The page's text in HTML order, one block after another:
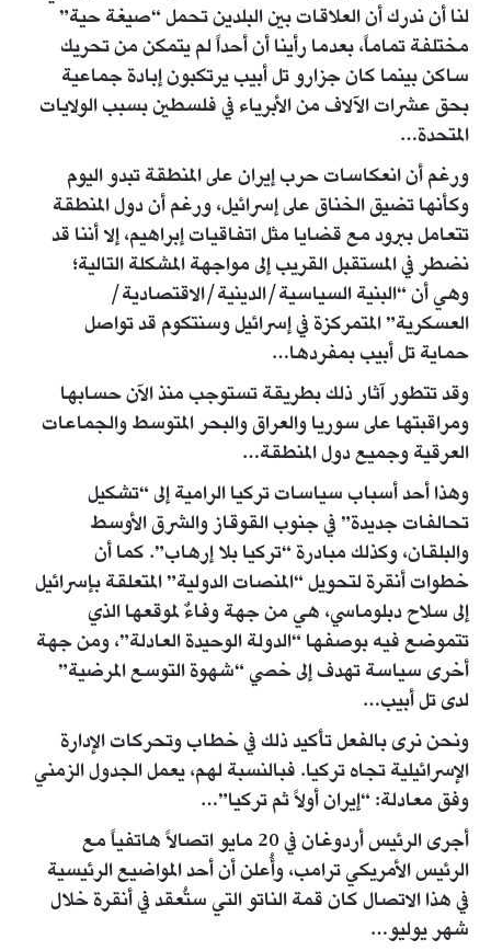
لنا أن ندرك أن العلاقات بين البلدين تحمل “صيغة حية”
مختلفة تماماً، بعدما رأينا أن أحداً لم يتمكن من تحريك
ساكن بينما كان جزارو تل أبيب يرتكبون إبادة جماعية
بحق عشرات الآلاف من الأبرياء في فلسطين بسبب الولايات
المتحدة…
ورغم أن انعكاسات حرب إيران على المنطقة تبدو اليوم
وكأنها تضيق الخناق على إسرائيل، ورغم أن دول المنطقة
تتعامل ببرود مع قضايا مثل اتفاقيات إبراهيم، إلا أننا قد
نضطر في المستقبل القريب إلى مواجهة المشكلة التالية؛
وهي أن “البنية السياسية/الدينية/الاقتصادية/
العسكرية” المتمركزة في إسرائيل وسنتكوم قد تواصل
حماية تل أبيب بمفردها…
وقد تتطور آثار ذلك بطريقة تستوجب منذ الآن حسابها
ومراقبتها على سوريا والعراق والبحر المتوسط والجماعات
العرقية وجميع دول المنطقة…
وهذا أحد أسباب سياسات تركيا الرامية إلى “تشكيل
تحالفات جديدة” في جنوب القوقاز والشرق الأوسط
والبلقان، وكذلك مبادرة “تركيا بلا إرهاب”. كما أن
خطوات أنقرة لتحويل “المنصات الدولية” المتعلقة بإسرائيل
إلى سلاح دبلوماسي، هي من جهة وفاءٌ لموقعها الذي
تتموضع فيه بوصفها “الدولة الوحيدة العادلة”، ومن جهة
أخرى سياسة تهدف إلى خصي “شهوة التوسع المرضية”
لدى تل أبيب…
ونحن نرى بالفعل تأكيد ذلك في خطاب وتحركات الإدارة
الإسرائيلية تجاه تركيا. فبالنسبة لهم، يعمل الجدول الزمني
وفق معادلة: “إيران أولاً ثم تركيا”…
أجرى الرئيس أردوغان في 20 مايو اتصالاً هاتفياً مع
الرئيس الأمريكي ترامب، وأُعلن أن أحد المواضيع الرئيسية
في هذا الاتصال كان قمة الناتو التي ستُعقد في أنقرة خلال
شهر يوليو…